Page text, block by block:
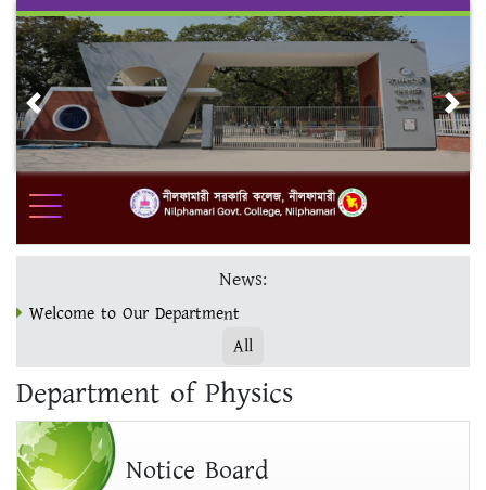
Skip
content
Previous
News:
Welcome to Our Department
ভর্তি ও ফরম পূরণ www.nilgc.eshiksabd.com ওয়েবসাইটে সম্পন্ন
করুন।
মাস্টার্স ফাইনাল ভর্তির শেষ সময় 19/12/23
All
Department of Physics
Notice Board